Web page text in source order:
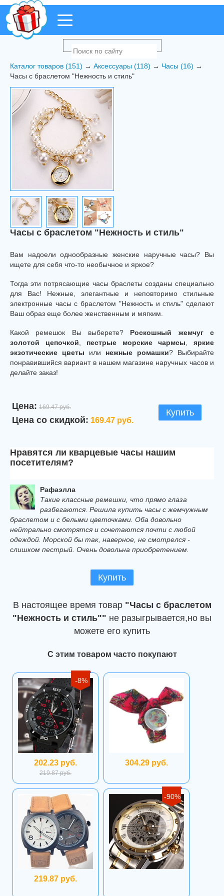
Каталог товаров (151) → Аксессуары (118) → Часы (16) →
Часы с браслетом "Нежность и стиль"
Часы с браслетом "Нежность и стиль"
Вам надоели однообразные женские наручные часы? Вы
ищете для себя что-то необычное и яркое?
Тогда эти потрясающие часы браслеты созданы специально
для Вас! Нежные, элегантные и неповторимо стильные
электронные часы с браслетом "Нежность и стиль" сделают
Ваш образ еще более женственным и мягким.
Какой ремешок Вы выберете? Роскошный жемчуг с
золотой цепочкой
пестрые морские чармсы ,яркие
экзотические цветы или нежные ромашки? Выбирайте
понравившийся вариант в нашем магазине наручных часов и
делайте заказ!
Цена: 169.47 руб.
Цена со скидкой: 169.47 руб.
Купить
Нравятся ли кварцевые часы нашим
посетителям?
Рафаэлла
Такие классные ремешки, что прямо глаза
разбегаются. Решила купить часы с жемчужным
браслетом и с белыми цветочками. Оба довольно
нейтрально смотрятся и сочетаются почти с любой
одеждой. Морской бы так, наверное, не смотрелся -
слишком пестрый. Очень довольна приобретением.
Купить
В настоящее время товар "Часы с браслетом
"Нежность и стиль"" не разыгрывается,но вы
можете его купить
С этим товаром часто покупают
-8%
202.23 руб.
219.87 руб.
304.29 руб.
219.87 руб.
-90%